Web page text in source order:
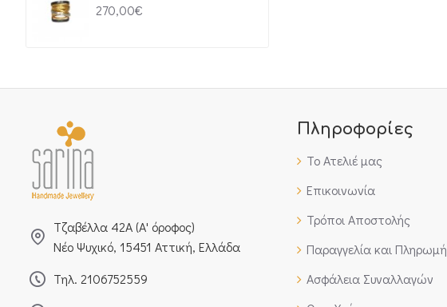
270,00€
Τζαβέλλα 42Α (Α' όροφος)
Νέο Ψυχικό, 15451 Αττική, Ελλάδα
Τηλ. 2106752559
Πληροφορίες
Το Ατελιέ μας
Επικοινωνία
Τρόποι Αποστολής
Παραγγελία και Πληρωμή
Ασφάλεια Συναλλαγών